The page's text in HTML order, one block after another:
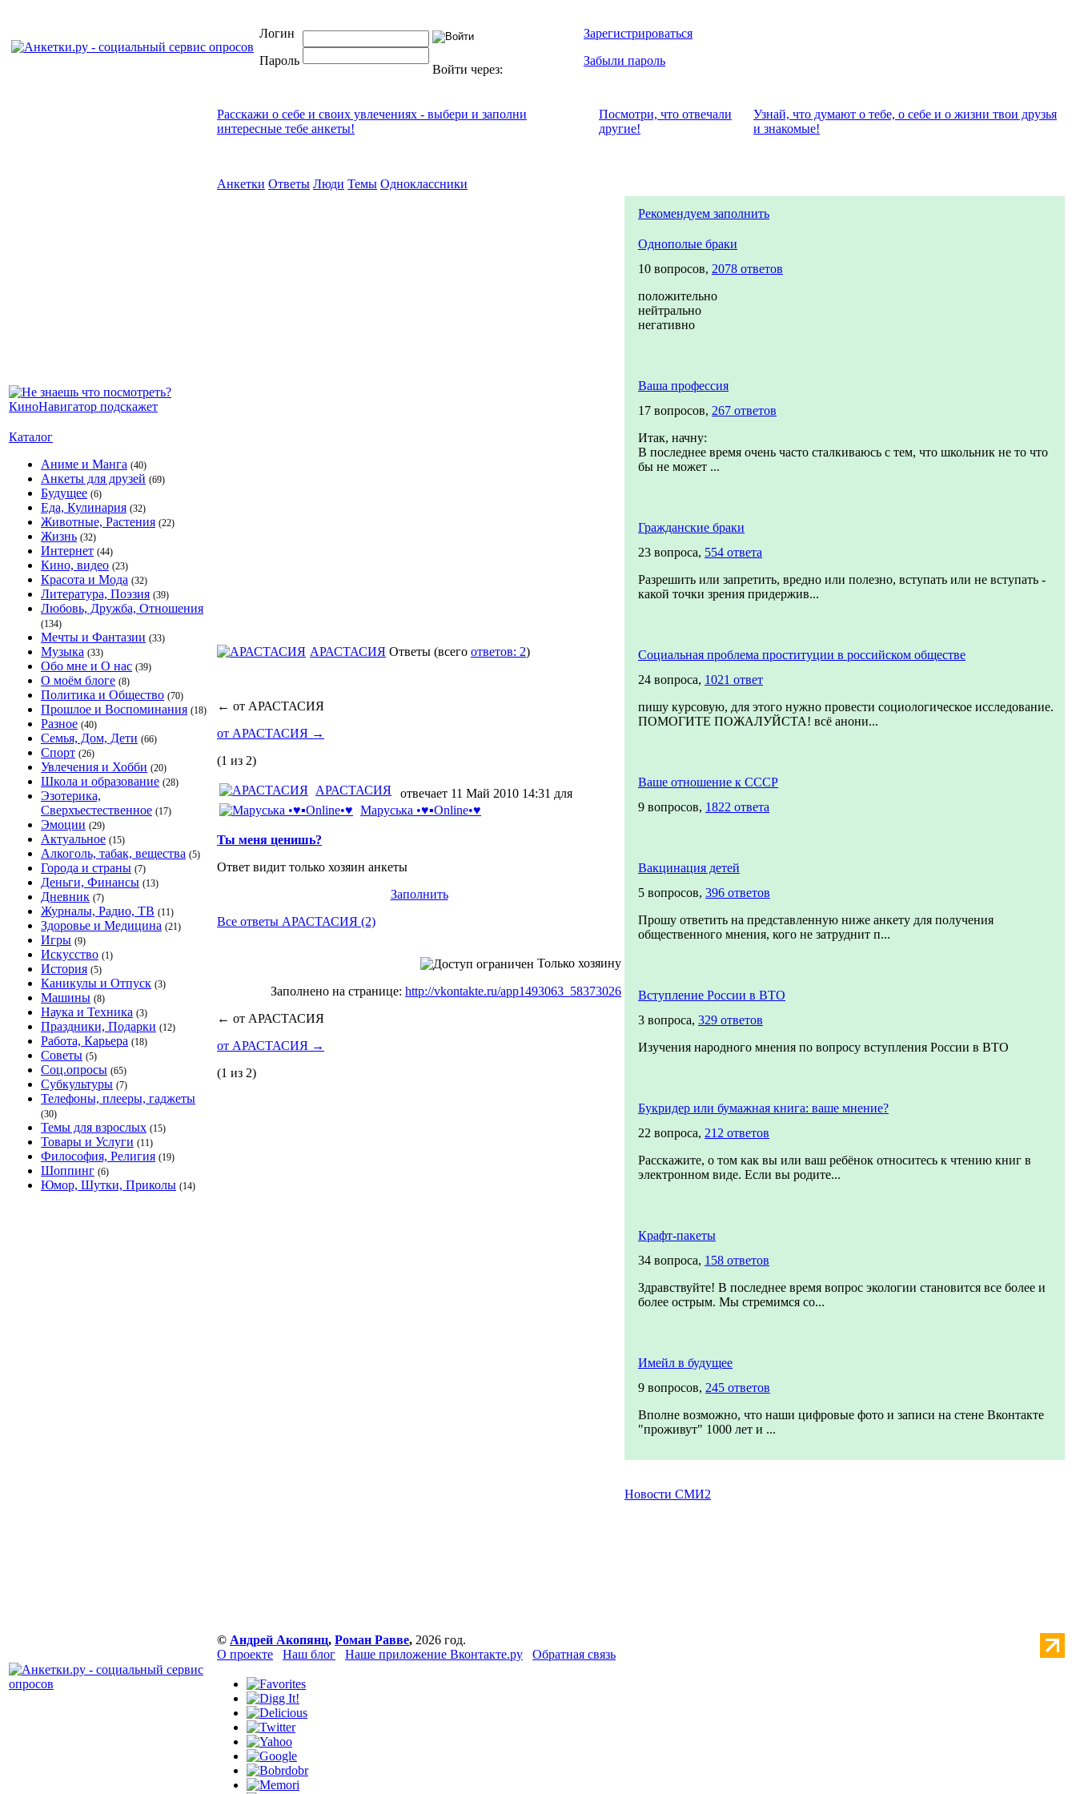
Логин
Пароль
Войти через:
Зарегистрироваться
Забыли пароль
Каталог
Аниме и Манга (40)
Анкеты для друзей (69)
Будущее (6)
Еда, Кулинария (32)
Животные, Растения (22)
Жизнь (32)
Интернет (44)
Кино, видео (23)
Красота и Мода (32)
Литература, Поэзия (39)
Любовь, Дружба, Отношения
(134)
Мечты и Фантазии (33)
Музыка (33)
Обо мне и О нас (39)
О моём блоге (8)
Политика и Общество (70)
Прошлое и Воспоминания (18)
Разное (40)
Семья, Дом, Дети (66)
Спорт (26)
Увлечения и Хобби (20)
Школа и образование (28)
Эзотерика,
Сверхъестественное (17)
Эмоции (29)
Актуальное (15)
Алкоголь, табак, вещества (5)
Города и страны (7)
Деньги, Финансы (13)
Дневник (7)
Журналы, Радио, ТВ (11)
Здоровье и Медицина (21)
Игры (9)
Искусство (1)
История (5)
Каникулы и Отпуск (3)
Машины (8)
Наука и Техника (3)
Праздники, Подарки (12)
Работа, Карьера (18)
Советы (5)
Соц.опросы (65)
Субкультуры (7)
Телефоны, плееры, гаджеты
(30)
Темы для взрослых (15)
Товары и Услуги (11)
Философия, Религия (19)
Шоппинг (6)
Юмор, Шутки, Приколы (14)
Расскажи о себе и своих увлечениях - выбери и заполни
интересные тебе анкеты!
Посмотри, что отвeчали
другие!
Узнай, что думают о тебе, о себе и о жизни твои друзья
и знакомые!
Анкетки Ответы Люди Темы Одноклассники
АРАСТАСИЯ Ответы (всего ответов: 2)
← от АРАСТАСИЯ
от АРАСТАСИЯ →
(1 из 2)
АРАСТАСИЯ
отвечает 11 Май 2010 14:31 для
Маруська •♥▪Online•♥
Ты меня ценишь?
Ответ видит только хозяин анкеты
Заполнить
Все ответы АРАСТАСИЯ (2)
Только хозяину
Заполнено на странице: http://vkontakte.ru/app1493063_58373026
← от АРАСТАСИЯ
от АРАСТАСИЯ →
(1 из 2)
Рекомендуем заполнить
Однополые браки
10 вопросов, 2078 ответов
положительно
нейтрально
негативно
Ваша профессия
17 вопросов, 267 ответов
Итак, начну:
В последнее время очень часто сталкиваюсь с тем, что школьник не то что
бы не может ...
Гражданские браки
23 вопроса, 554 ответа
Разрешить или запретить, вредно или полезно, вступать или не вступать -
какой точки зрения придержив...
Социальная проблема проституции в российском обществе
24 вопроса, 1021 ответ
пишу курсовую, для этого нужно провести социологическое исследование.
ПОМОГИТЕ ПОЖАЛУЙСТА! всё анони...
Ваше отношение к СССР
9 вопросов, 1822 ответа
Вакцинация детей
5 вопросов, 396 ответов
Прошу ответить на представленную ниже анкету для получения
общественного мнения, кого не затруднит п...
Вступление России в ВТО
3 вопроса, 329 ответов
Изучения народного мнения по вопросу вступления России в ВТО
Букридер или бумажная книга: ваше мнение?
22 вопроса, 212 ответов
Расскажите, о том как вы или ваш ребёнок относитесь к чтению книг в
электронном виде. Если вы родите...
Крафт-пакеты
34 вопроса, 158 ответов
Здравствуйте! В последнее время вопрос экологии становится все более и
более острым. Мы стремимся со...
Имейл в будущее
9 вопросов, 245 ответов
Вполне возможно, что наши цифровые фото и записи на стене Вконтакте
"проживут" 1000 лет и ...
Новости СМИ2
© Андрей Акопянц, Роман Равве, 2026 год.
О проекте
Наш блог Наше приложение Вконтакте.ру Обратная связь